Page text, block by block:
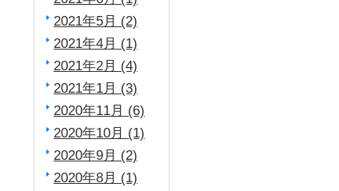
2021年5月 (2)
2021年4月 (1)
2021年2月 (4)
2021年1月 (3)
2020年11月 (6)
2020年10月 (1)
2020年9月 (2)
2020年8月 (1)